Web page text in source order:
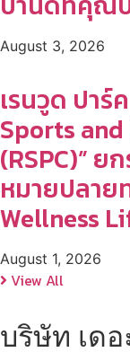
August 3, 2026
เรนวูด ปาร์
Sports
(RSPC)” ย
หมายปลาย
Wellness
August 1, 2026
View All
บริษัท เด